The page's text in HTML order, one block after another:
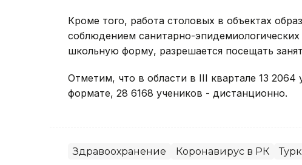
Кроме того, работа столовых в объектах
соблюдением санитарно-
школьную форму, разрешается посещать
Отметим, что в области в III квартале 13
формате, 28 6168 учеников - дистанционно.
Здравоохранение Коронавирус в РК